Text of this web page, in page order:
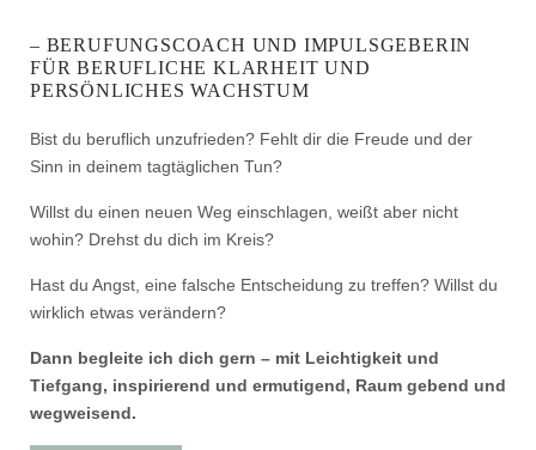
– BERUFUNGSCOACH UND IMPULSGEBERIN
FÜR BERUFLICHE KLARHEIT UND
PERSÖNLICHES WACHSTUM
Bist du beruflich unzufrieden? Fehlt dir die Freude und der
Sinn in deinem tagtäglichen Tun?
Willst du einen neuen Weg einschlagen, weißt aber nicht
wohin? Drehst du dich im Kreis?
Hast du Angst, eine falsche Entscheidung zu treffen? Willst du
wirklich etwas verändern?
Dann begleite ich dich gern – mit Leichtigkeit und
Tiefgang, inspirierend und ermutigend, Raum gebend und
wegweisend.